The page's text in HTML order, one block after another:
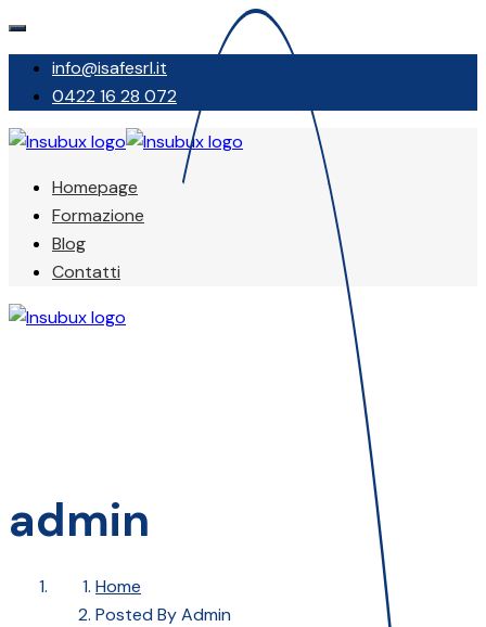
info@isafesrl.it
0422 16 28 072
Homepage
Formazione
Blog
Contatti
admin
Home
Posted By Admin